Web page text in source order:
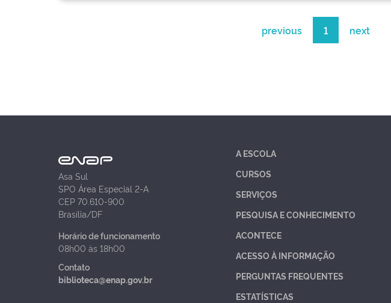
previous 1 next
Asa Sul
SPO Área Especial 2-A
CEP 70.610-900
Brasília/DF
Horário de funcionamento
08h00 às 18h00
Contato
biblioteca@enap.gov.br
A ESCOLA
CURSOS
SERVIÇOS
PESQUISA E CONHECIMENTO
ACONTECE
ACESSO À INFORMAÇÃO
PERGUNTAS FREQUENTES
ESTATÍSTICAS